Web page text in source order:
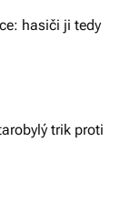
hasiči ji tedy
trik proti